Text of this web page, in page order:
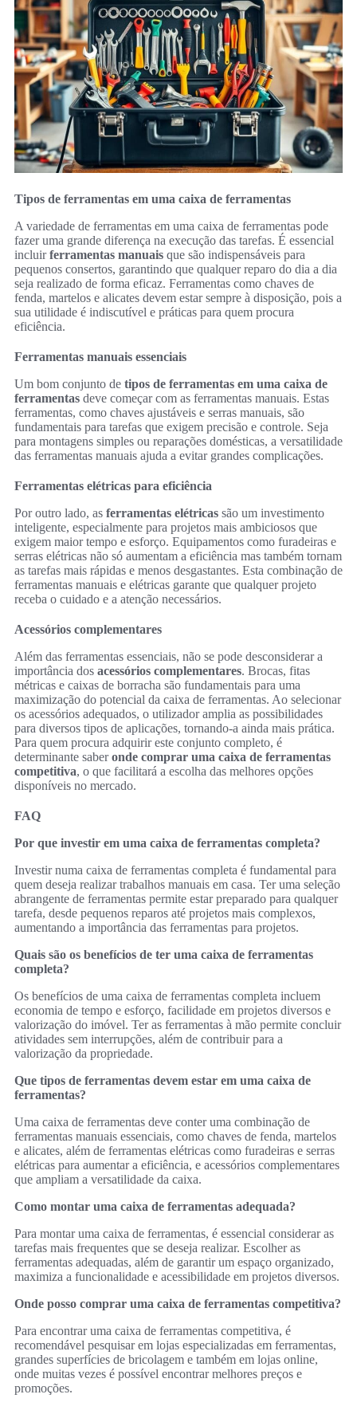
Tipos de ferramentas em uma caixa de ferramentas
A variedade de ferramentas em uma caixa de ferramentas pode
fazer uma grande diferença na execução das tarefas. É essencial
incluirferramentas manuais que são indispensáveis para
pequenos consertos, garantindo que qualquer reparo do dia a dia
seja realizado de forma eficaz. Ferramentas como chaves de
fenda, martelos e alicates devem estar sempre à disposição, pois a
sua utilidade é indiscutível e práticas para quem procura
eficiência.
Ferramentas manuais essenciais
Um bom conjunto de tipos de ferramentas em uma caixa de
ferramentas deve começar com as ferramentas manuais. Estas
ferramentas, como chaves ajustáveis e serras manuais, são
fundamentais para tarefas que exigem precisão e controle. Seja
para montagens simples ou reparações domésticas, a versatilidade
das ferramentas manuais ajuda a evitar grandes complicações.
Ferramentas elétricas para eficiência
Por outro lado, as ferramentas elétricas são um investimento
inteligente, especialmente para projetos mais ambiciosos que
exigem maior tempo e esforço. Equipamentos como furadeiras e
serras elétricas não só aumentam a eficiência mas também tornam
as tarefas mais rápidas e menos desgastantes. Esta combinação de
ferramentas manuais e elétricas garante que qualquer projeto
receba o cuidado e a atenção necessários.
Acessórios complementares
Além das ferramentas essenciais, não se pode desconsiderar a
importância dos acessórios complementares. Brocas, fitas
métricas e caixas de borracha são fundamentais para uma
maximização do potencial da caixa de ferramentas. Ao selecionar
os acessórios adequados, o utilizador amplia as possibilidades
para diversos tipos de aplicações, tornando-a ainda mais prática.
Para quem procura adquirir este conjunto completo, é
determinante saberonde comprar uma caixa de ferramentas
competitiva, o que facilitará a escolha das melhores opções
disponíveis no mercado.
FAQ
Por que investir em uma caixa de ferramentas completa?
Investir numa caixa de ferramentas completa é fundamental para
quem deseja realizar trabalhos manuais em casa. Ter uma seleção
abrangente de ferramentas permite estar preparado para qualquer
tarefa, desde pequenos reparos até projetos mais complexos,
aumentando a importância das ferramentas para projetos.
Quais são os benefícios de ter uma caixa de ferramentas
completa?
Os benefícios de uma caixa de ferramentas completa incluem
economia de tempo e esforço, facilidade em projetos diversos e
valorização do imóvel. Ter as ferramentas à mão permite concluir
atividades sem interrupções, além de contribuir para a
valorização da propriedade.
Que tipos de ferramentas devem estar em uma caixa de
ferramentas?
Uma caixa de ferramentas deve conter uma combinação de
ferramentas manuais essenciais, como chaves de fenda, martelos
e alicates, além de ferramentas elétricas como furadeiras e serras
elétricas para aumentar a eficiência, e acessórios complementares
que ampliam a versatilidade da caixa.
Como montar uma caixa de ferramentas adequada?
Para montar uma caixa de ferramentas, é essencial considerar as
tarefas mais frequentes que se deseja realizar. Escolher as
ferramentas adequadas, além de garantir um espaço organizado,
maximiza a funcionalidade e acessibilidade em projetos diversos.
Onde posso comprar uma caixa de ferramentas competitiva?
Para encontrar uma caixa de ferramentas competitiva, é
recomendável pesquisar em lojas especializadas em ferramentas,
grandes superfícies de bricolagem e também em lojas online,
onde muitas vezes é possível encontrar melhores preços e
promoções.